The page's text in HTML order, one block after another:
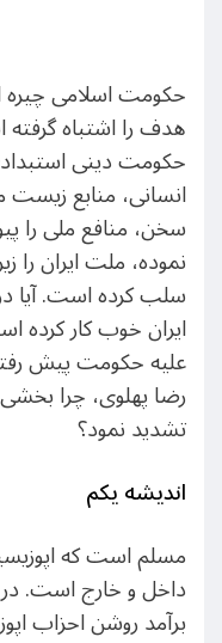
حکومت اسلامی چیره
هدف را اشتباه
حکومت دینی
انسانی، منابع
سخن، منافع ملی را
نموده، ملت ایران را
سلب کرده است. آیا
ایران خوب کار کرده
علیه حکومت پیش
رضا پهلوی، چرا بخشی
تشدید نمود؟
اندیشه یکم
مسلم است که
داخل و خارج است. در
برآمد روشن احزاب